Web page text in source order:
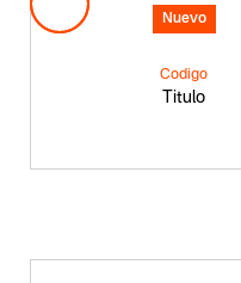
Nuevo
Titulo
Codigo